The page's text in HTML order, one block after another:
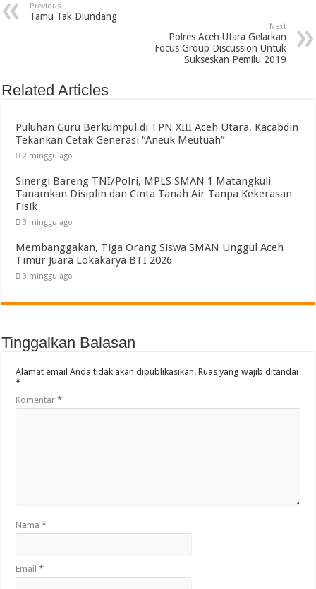
Previous
Tamu Tak Diundang
Next
Polres Aceh Utara Gelarkan
Focus Group Discussion Untuk
Sukseskan Pemilu 2019
Related Articles
Puluhan Guru Berkumpul di TPN XIII Aceh Utara, Kacabdin
Tekankan Cetak Generasi “Aneuk Meutuah”
2 minggu ago
Sinergi Bareng TNI/Polri, MPLS SMAN 1 Matangkuli
Tanamkan Disiplin dan Cinta Tanah Air Tanpa Kekerasan
Fisik
3 minggu ago
Membanggakan, Tiga Orang Siswa SMAN Unggul Aceh
Timur Juara Lokakarya BTI 2026
3 minggu ago
Tinggalkan Balasan
Alamat email Anda tidak akan dipublikasikan. Ruas yang wajib ditandai
*
Komentar*
Nama*
Email*